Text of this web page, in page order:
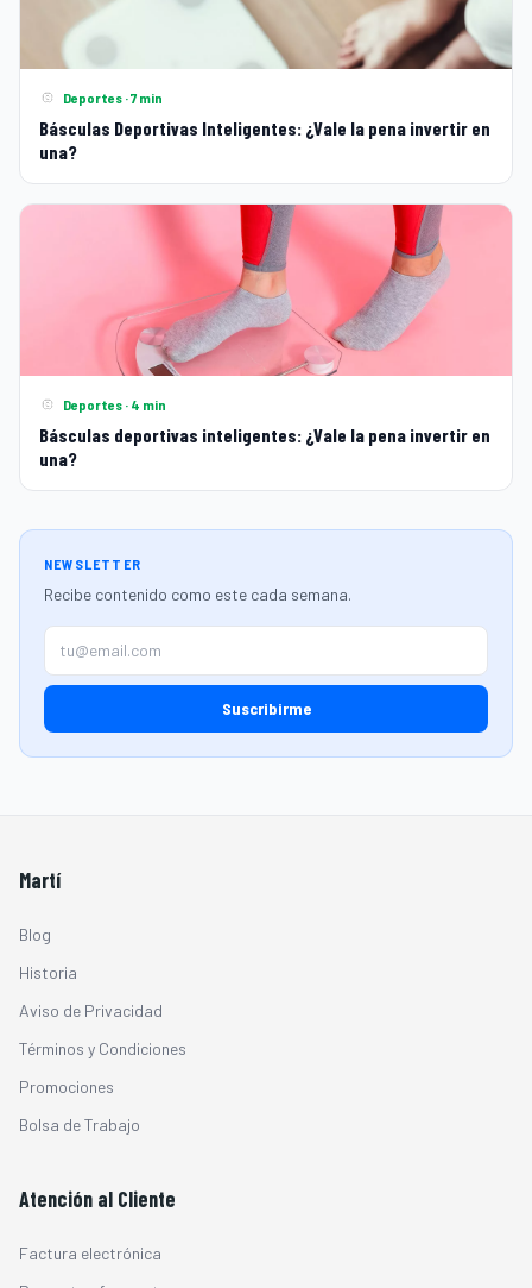
Deportes · 7 min
Básculas Deportivas Inteligentes: ¿Vale la pena invertir en
una?
Deportes · 4 min
Básculas deportivas inteligentes: ¿Vale la pena invertir en
una?
NEWSLETTER
Recibe contenido como este cada semana.
Suscribirme
Martí
Blog
Historia
Aviso de Privacidad
Términos y Condiciones
Promociones
Bolsa de Trabajo
Atención al Cliente
Factura electrónica